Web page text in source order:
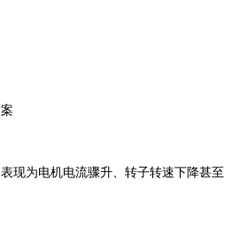
现为电机电流骤升、转子转速下降甚至